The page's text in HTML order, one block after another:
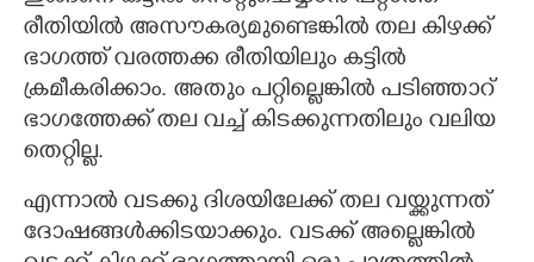
രീതിയിൽ അസൗകര്യമുണ്ടെങ്കിൽ തല കിഴക്ക്
ഭാഗത്ത് വരത്തക്ക രീതിയിലും കട്ടിൽ
ക്രമീകരിക്കാം. അതും പറ്റില്ലെങ്കിൽ പടിഞ്ഞാറ്
ഭാഗത്തേക്ക് തല വച്ച് കിടക്കുന്നതിലും വലിയ
തെ​റ്റില്ല.
എന്നാൽ വടക്കു ദിശയിലേക്ക് തല വയ്ക്കുന്നത്
ദോഷങ്ങൾക്കിടയാക്കും. വടക്ക് അല്ലെങ്കിൽ